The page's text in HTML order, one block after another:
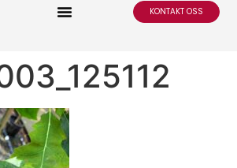
KONTAKT OSS